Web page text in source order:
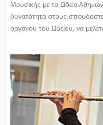
Μουσικής με το Ωδείο
δυνατότητα στους
οργάνου του Ωδείου, να